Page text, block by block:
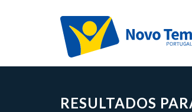
RESULTADOS